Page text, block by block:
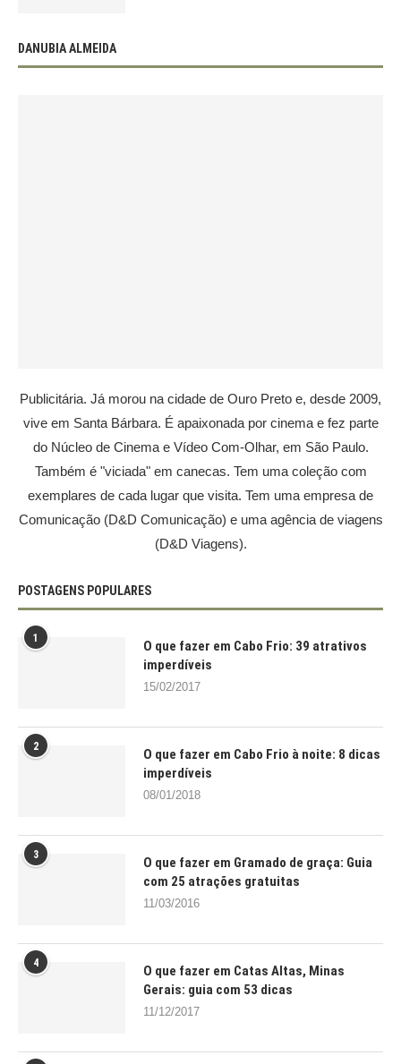
DANUBIA ALMEIDA
Publicitária. Já morou na cidade de Ouro Preto e, desde 2009,
vive em Santa Bárbara. É apaixonada por cinema e fez parte
do Núcleo de Cinema e Vídeo Com-Olhar, em São Paulo.
Também é "viciada" em canecas. Tem uma coleção com
exemplares de cada lugar que visita. Tem uma empresa de
Comunicação (D&D Comunicação) e uma agência de viagens
(D&D Viagens).
POSTAGENS POPULARES
1
O que fazer em Cabo Frio: 39 atrativos
imperdíveis
15/02/2017
2
O que fazer em Cabo Frio à noite: 8 dicas
imperdíveis
08/01/2018
3
O que fazer em Gramado de graça: Guia
com 25 atrações gratuitas
11/03/2016
4
O que fazer em Catas Altas, Minas
Gerais: guia com 53 dicas
11/12/2017